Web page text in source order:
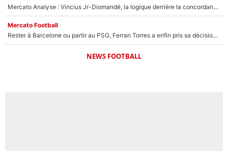
Mercato Analyse : Vincius Jr-Diomandé, la logique derrière la concordance des temps
Mercato Football
Rester à Barcelone ou partir au PSG, Ferran Torres a enfin pris sa décision : La course contre la montre est lancée !
NEWS FOOTBALL